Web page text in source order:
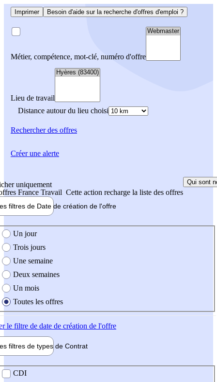
Imprimer Besoin d'aide sur la recherche d'offres d'emploi ?
Métier, compétence, mot-clé, numéro d'offre
Lieu de travail
Distance autour du lieu choisi
Rechercherdes offres
uniquement
France Travail Cette action recharge la liste des offres
Qui sont
filtres de Date de création de l'offre
création de l'offre
Un jour
Trois jours
Une semaine
Deux semaines
Un mois
Toutes les offres
le filtre de date de création de l'offre
filtres de types de Contrat
contrat
CDI
Créer une alerte